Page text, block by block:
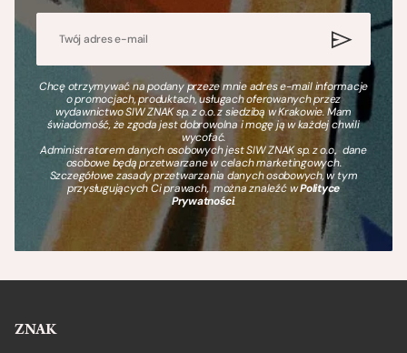
Chcę otrzymywać na podany przeze mnie adres e-mail informacje
o promocjach, produktach, usługach oferowanych przez
wydawnictwo SIW ZNAK sp. z o.o. z siedzibą w Krakowie. Mam
świadomość, że zgoda jest dobrowolna i mogę ją w każdej chwili
wycofać.
Administratorem danych osobowych jest SIW ZNAK sp. z o.o., dane
osobowe będą przetwarzane w celach marketingowych.
Szczegółowe zasady przetwarzania danych osobowych, w tym
przysługujących Ci prawach, można znaleźć wPolityce
Prywatności.
ZNAK